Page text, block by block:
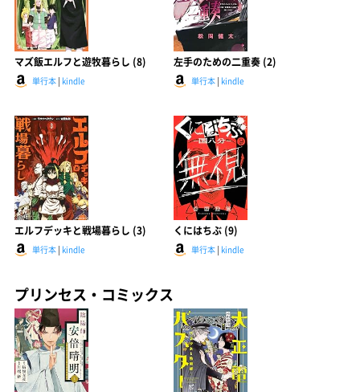
マズ飯エルフと遊牧暮らし (8)
単行本 | kindle
左手のための二重奏 (2)
単行本| kindle
エルフデッキと戦場暮らし (3)
単行本 | kindle
くにはちぶ (9)
単行本| kindle
プリンセス・コミックス